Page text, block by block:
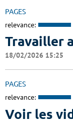
PAGES
relevance:
Travailler
18/02/2026 15:25
PAGES
relevance:
Voir les